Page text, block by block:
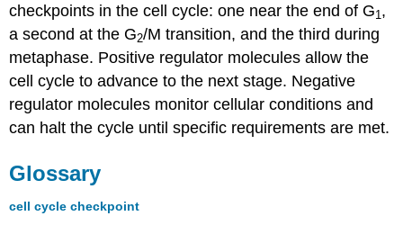
checkpoints in the cell cycle: one near the end of G1 ,
a second at the G2/M transition, and the third during
metaphase. Positive regulator molecules allow the
cell cycle to advance to the next stage. Negative
regulator molecules monitor cellular conditions and
can halt the cycle until specific requirements are met.
Glossary
cell cycle checkpoint